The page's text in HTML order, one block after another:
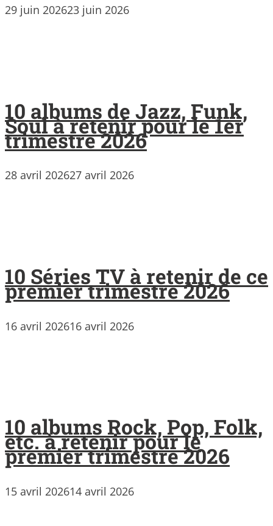
29 juin 202623 juin 2026
10 albums de Jazz, Funk,
Soul à retenir pour le 1er
trimestre 2026
28 avril 202627 avril 2026
10 Séries TV à retenir de ce
premier trimestre 2026
16 avril 202616 avril 2026
10 albums Rock, Pop, Folk,
etc. à retenir pour le
premier trimestre 2026
15 avril 202614 avril 2026